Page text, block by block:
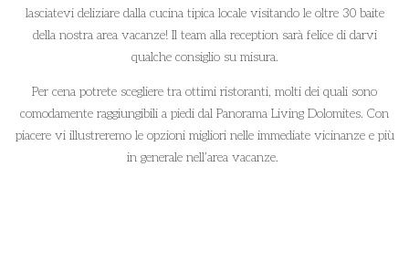
lasciatevi deliziare dalla cucina tipica locale visitando le oltre 30 baite
della nostra area vacanze! Il team alla reception sarà felice di darvi
qualche consiglio su misura.
Per cena potrete scegliere tra ottimi ristoranti, molti dei quali sono
comodamente raggiungibili a piedi dal Panorama Living Dolomites. Con
piacere vi illustreremo le opzioni migliori nelle immediate vicinanze e più
in generale nell’area vacanze.